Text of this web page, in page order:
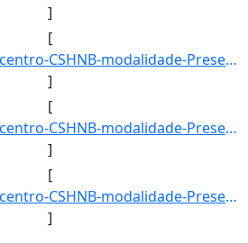
]
[
666: municipio-Picos-centro-CSHNB-modalidade-Presencial-convenio--selecao-SISU_COTA-cota-AA-8-sexo-F-uf-A]
]
[
667: municipio-Picos-centro-CSHNB-modalidade-Presencial-convenio--selecao-SISU_COTA-cota-AA-4-sexo-F-uf-B]
]
[
668: municipio-Picos-centro-CSHNB-modalidade-Presencial-convenio--selecao-SISU_COTA-cota-AA-4-sexo-M-uf-B]
]